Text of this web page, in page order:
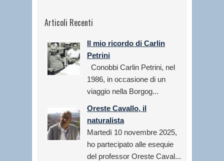
Articoli Recenti
Il mio ricordo di Carlin
Petrini
Conobbi Carlin Petrini, nel
1986, in occasione di un
viaggio nella Borgog...
Oreste Cavallo, il
naturalista
Martedì 10 novembre 2025,
ho partecipato alle esequie
del professor Oreste Caval...